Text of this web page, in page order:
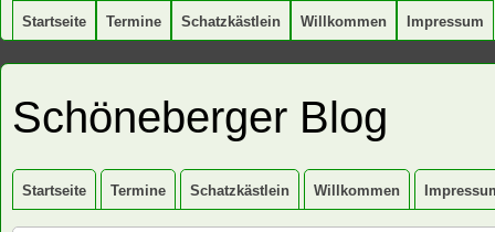
Startseite Termine Schatzkästlein Willkommen Impressum
Schöneberger Blog
Startseite Termine Schatzkästlein Willkommen